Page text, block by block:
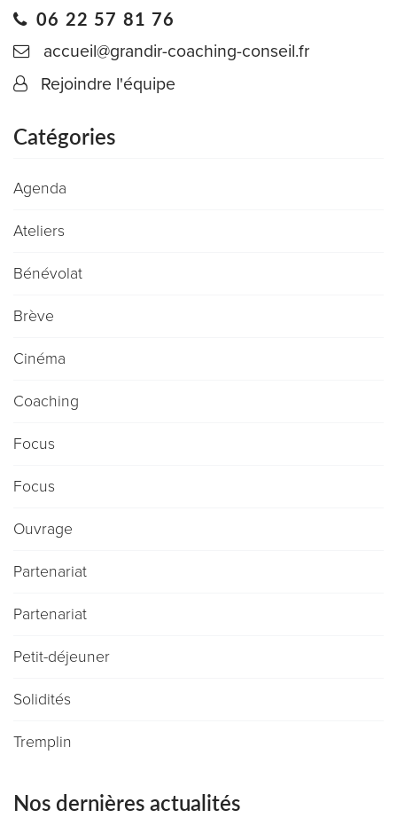
06 22 57 81 76
accueil@grandir-coaching-conseil.fr
Rejoindre l'équipe
Catégories
Agenda
Ateliers
Bénévolat
Brève
Cinéma
Coaching
Focus
Focus
Ouvrage
Partenariat
Partenariat
Petit-déjeuner
Solidités
Tremplin
Nos dernières actualités